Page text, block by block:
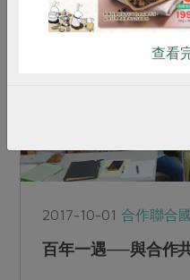
2017-10-01合作聯合國
百年一遇──與合作
查看